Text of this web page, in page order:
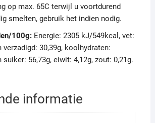
op max. 65C terwijl u voortdurend
smelten, gebruik het indien nodig.
100g:Energie: 2305 kJ/549kcal, vet:
verzadigd: 30,39g, koolhydraten:
suiker: 56,73g, eiwit: 4,12g, zout: 0,21g.
informatie